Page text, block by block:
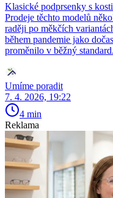
Klasické podprsenky s
Prodeje těchto modelů
raději po měkčích
během pandemie jako
proměnilo v běžný standard.
Umíme poradit
7. 4. 2026, 19:22
4 min
Reklama